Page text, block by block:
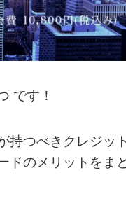
です！
持つべきクレジッ
ドのメリットをま